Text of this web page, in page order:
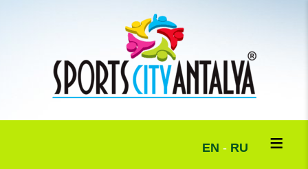
EN - RU